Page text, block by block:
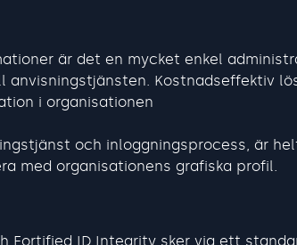
är det en mycket enkel
Kostnadseffektiv
i organisationen
och inloggningsprocess, är
med organisationens grafiska profil.
Fortified ID Integrity sker via ett